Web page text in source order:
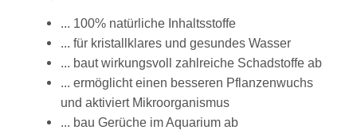
... 100% natürliche Inhaltsstoffe
... für kristallklares und gesundes Wasser
... baut wirkungsvoll zahlreiche Schadstoffe ab
... ermöglicht einen besseren Pflanzenwuchs
und aktiviert Mikroorganismus
... bau Gerüche im Aquarium ab